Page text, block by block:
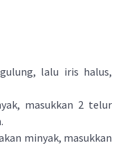
lalu iris halus,
masukkan 2 telur
minyak, masukkan